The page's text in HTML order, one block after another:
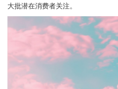
大批潜在消费者关注。